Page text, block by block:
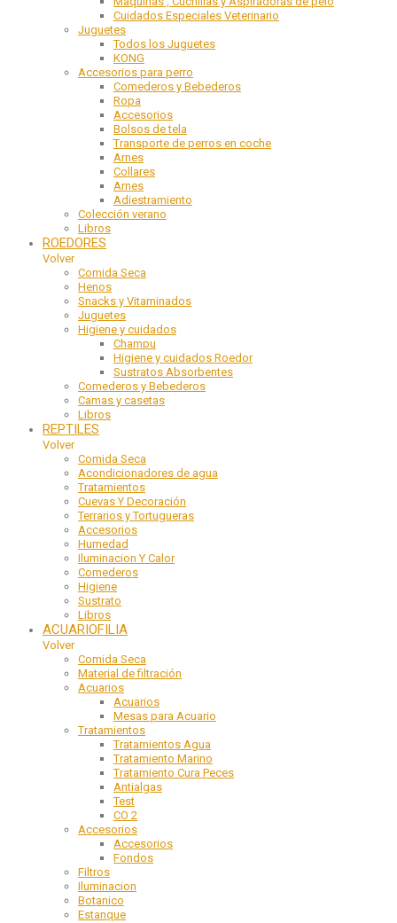
Cuidados Especiales Veterinario
Juguetes
Todos los Juguetes
KONG
Accesorios para perro
Comederos y Bebederos
Ropa
Accesorios
Bolsos de tela
Transporte de perros en coche
Arnes
Collares
Arnes
Adiestramiento
Colección verano
Libros
ROEDORES
Volver
Comida Seca
Henos
Snacks y Vitaminados
Juguetes
Higiene y cuidados
Champu
Higiene y cuidados Roedor
Sustratos Absorbentes
Comederos y Bebederos
Camas y casetas
Libros
REPTILES
Volver
Comida Seca
Acondicionadores de agua
Tratamientos
Cuevas Y Decoración
Terrarios y Tortugueras
Accesorios
Humedad
Iluminacion Y Calor
Comederos
Higiene
Sustrato
Libros
ACUARIOFILIA
Volver
Comida Seca
Material de filtración
Acuarios
Acuarios
Mesas para Acuario
Tratamientos
Tratamientos Agua
Tratamiento Marino
Tratamiento Cura Peces
Antialgas
Test
CO 2
Accesorios
Accesorios
Fondos
Filtros
Iluminacion
Botanico
Estanque